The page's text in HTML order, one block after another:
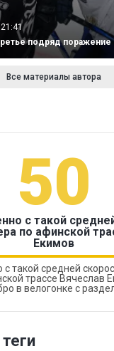
подряд поражение
Все материалы автора
50
с такой
по афинской
Екимов
такой средней
трассе Вячеслав
в велогонке с